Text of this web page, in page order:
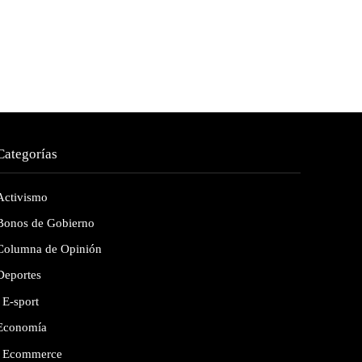
de Gobierno
de Opinión
E-sport
Ecommerce